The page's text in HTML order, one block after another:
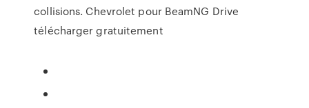
collisions. Chevrolet pour BeamNG Drive
télécharger gratuitement